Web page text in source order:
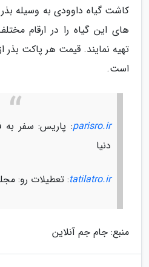
کاشت گیاه داوودی به وسیله بذر
های این گیاه را در ارقام
است.
parisro.ir: پاریس: سفر به
دنیا
tatilatro.ir: تعطیلات رو:
منبع: جام جم آنلاین